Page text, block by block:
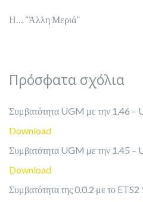
Η… “Άλλη Μεριά”
Πρόσφατα σχόλια
Συμβατότητα UGM με την 1.46
Download
Συμβατότητα UGM με την 1.45
Download
Συμβατότητα της 0.0.2 με το ETS2